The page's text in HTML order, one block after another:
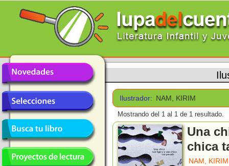
Ilustrador: NAM, KIRIM
Mostrando del 1 al 1 de 1 resultado.
Una
chica
NAM, KIRIM